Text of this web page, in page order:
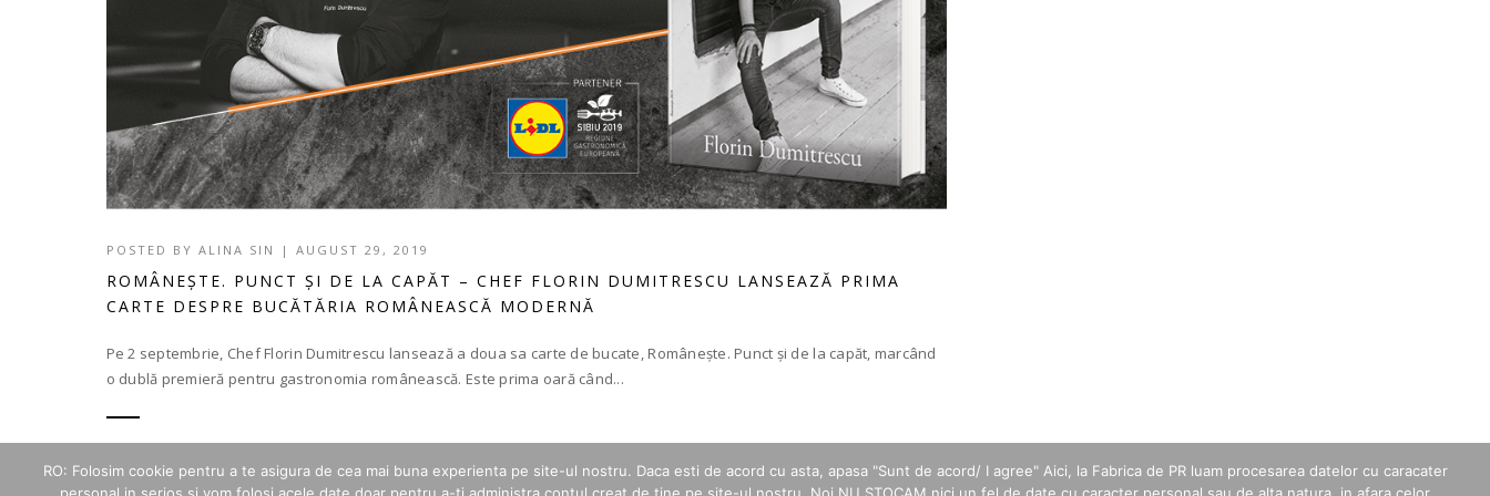
POSTED BY ALINA SIN | AUGUST 29, 2019
ROMÂNEȘTE. PUNCT ȘI DE LA CAPĂT – CHEF FLORIN DUMITRESCU LANSEAZĂ PRIMA
CARTE DESPRE BUCĂTĂRIA ROMÂNEASCĂ MODERNĂ
Pe 2 septembrie, Chef Florin Dumitrescu lansează a doua sa carte de bucate, Românește. Punct și de la capăt, marcând
o dublă premieră pentru gastronomia românească. Este prima oară când...
189 LIKES
RO: Folosim cookie pentru a te asigura de cea mai buna experienta pe site-ul nostru. Daca esti de acord cu asta, apasa "Sunt de acord/ I agree" Aici, la Fabrica de PR luam procesarea datelor cu caracater